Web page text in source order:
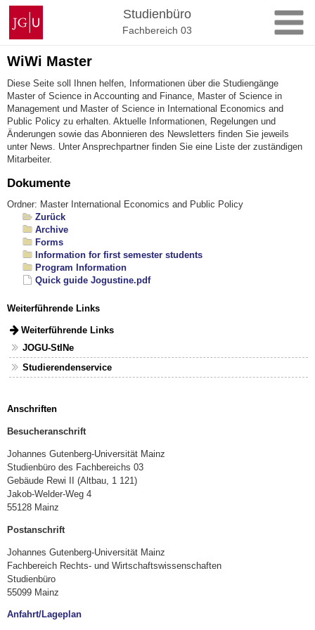
Zum
Inhalt
springen
Johannes
Gutenberg-
Universität
Mainz
Studienbüro
Fachbereich 03
WiWi Master
Diese Seite soll Ihnen helfen, Informationen über die Studiengänge
Master of Science in Accounting and Finance, Master of Science in
Management und Master of Science in International Economics and
Public Policy zu erhalten. Aktuelle Informationen, Regelungen und
Änderungen sowie das Abonnieren des Newsletters finden Sie jeweils
unter News. Unter Ansprechpartner finden Sie eine Liste der zuständigen
Mitarbeiter.
Dokumente
Ordner: Master International Economics and Public Policy
Zurück
Archive
Forms
Information for first semester students
Program Information
Quick guide Jogustine.pdf
Weiterführende Links
Weiterführende Links
JOGU-StINe
Studierendenservice
Anschriften
Besucheranschrift
Johannes Gutenberg-Universität Mainz
Studienbüro des Fachbereichs 03
Gebäude Rewi II (Altbau, 1 121)
Jakob-Welder-Weg 4
55128 Mainz
Postanschrift
Johannes Gutenberg-Universität Mainz
Fachbereich Rechts- und Wirtschaftswissenschaften
Studienbüro
55099 Mainz
Anfahrt/Lageplan